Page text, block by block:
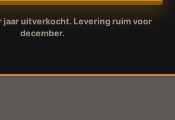
jaar uitverkocht. Levering ruim voor
december.